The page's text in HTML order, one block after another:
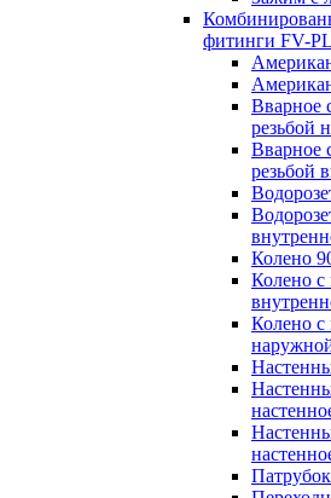
фитинги FV-
Вварное
резьбой
Вварное
резьбой
Колено
Колено с
Колено с